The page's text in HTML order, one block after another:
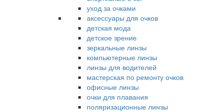
уход за очками
аксессуары для очков
детская мода
детское зрение
зеркальные линзы
компьютерные линзы
линзы для водителей
мастерская по ремонту очков
офисные линзы
очки для плавания
поляризационные линзы